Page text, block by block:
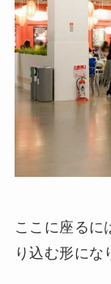
ここに座るに
り込む形にな